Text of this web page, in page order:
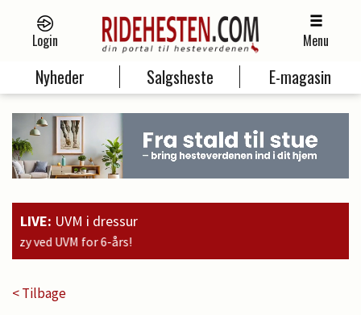
Login Menu
Nyheder Salgsheste E-magasin
LIVE: UVM i dressur
< Tilbage